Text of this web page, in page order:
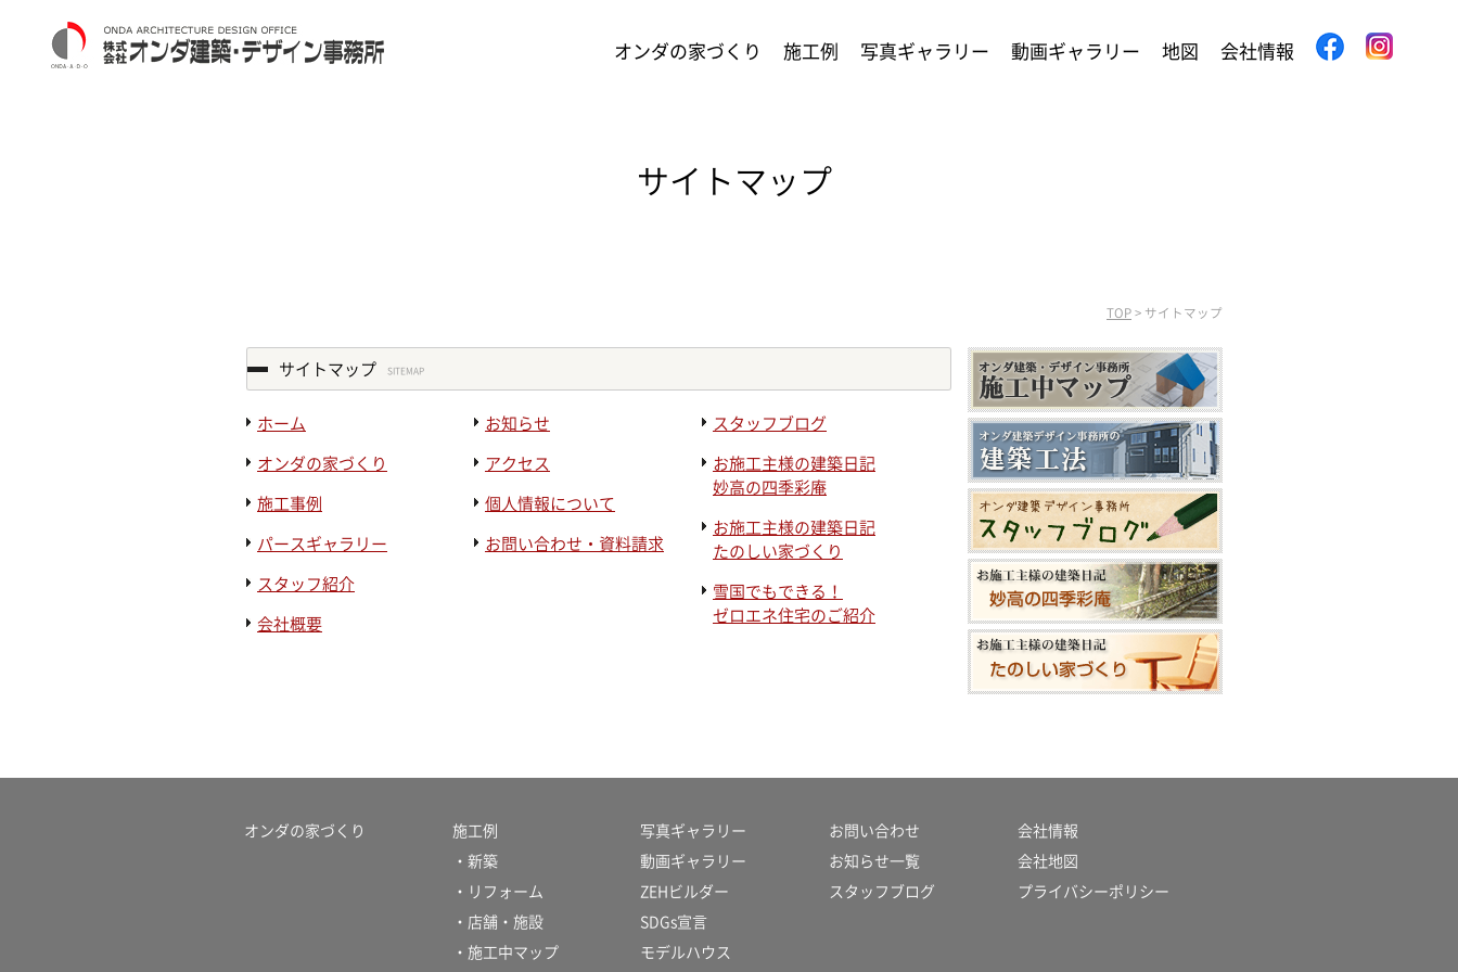
オンダの家づくり 施工例 写真ギャラリー 動画ギャラリー 地図 会社情報
サイトマップ
TOP > サイトマップ
サイトマップ SITEMAP
ホーム
オンダの家づくり
施工事例
パースギャラリー
スタッフ紹介
会社概要
お知らせ
アクセス
個人情報について
お問い合わせ・資料請求
スタッフブログ
お施工主様の建築日記
妙高の四季彩庵
お施工主様の建築日記
たのしい家づくり
雪国でもできる！
ゼロエネ住宅のご紹介
オンダの家づくり
施工例
・新築
・リフォーム
・店舗・施設
・施工中マップ
写真ギャラリー
動画ギャラリー
ZEHビルダー
SDGs宣言
モデルハウス
お問い合わせ
お知らせ一覧
スタッフブログ
会社情報
会社地図
プライバシーポリシー